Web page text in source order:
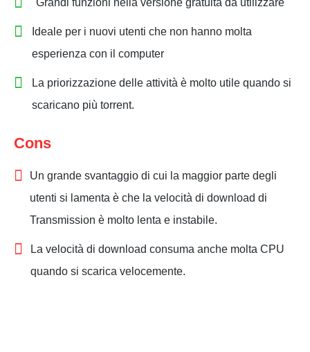
Ideale per i nuovi utenti che non hanno molta
esperienza con il computer
La priorizzazione delle attività è molto utile quando si
scaricano più torrent.
Cons
Un grande svantaggio di cui la maggior parte degli
utenti si lamenta è che la velocità di download di
Transmission è molto lenta e instabile.
La velocità di download consuma anche molta CPU
quando si scarica velocemente.